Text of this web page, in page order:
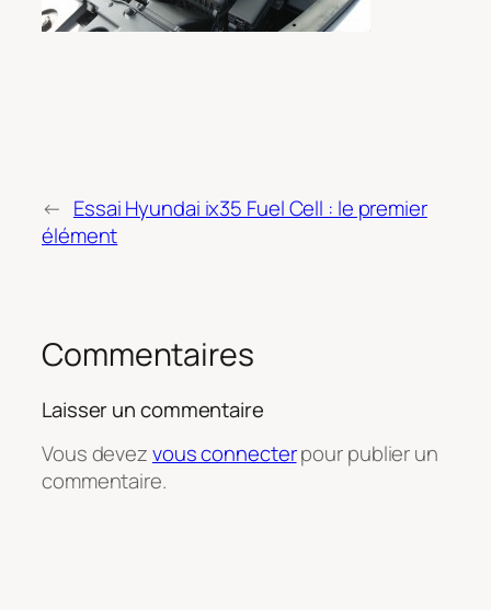
← Essai Hyundai ix35 Fuel Cell : le premier
élément
Commentaires
Laisser un commentaire
Vous devezvous connecterpour publier un
commentaire.